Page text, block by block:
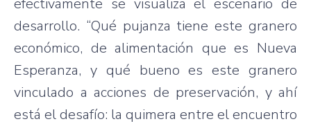
desarrollo. “Qué pujanza tiene este granero
económico, de alimentación que es Nueva
Esperanza, y qué bueno es este granero
vinculado a acciones de preservación, y ahí
está el desafío: la quimera entre el encuentro